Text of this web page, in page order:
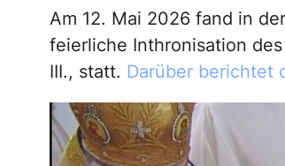
Am 12. Mai 2026 fand in
feierliche Inthronisation
III., statt. Darüber berichtet